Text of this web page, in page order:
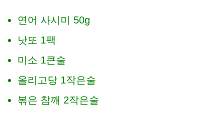
연어 사시미 50g
낫또 1팩
미소 1큰술
올리고당 1작은술
볶은 참깨 2작은술